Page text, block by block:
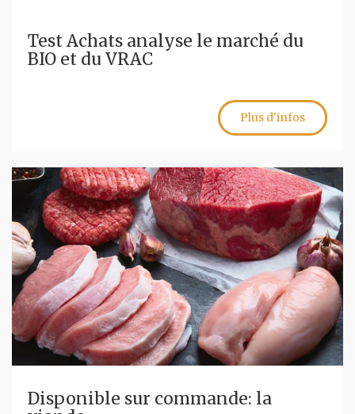
Test Achats analyse le marché du
BIO et du VRAC
Plus d'infos
Disponible sur commande: la